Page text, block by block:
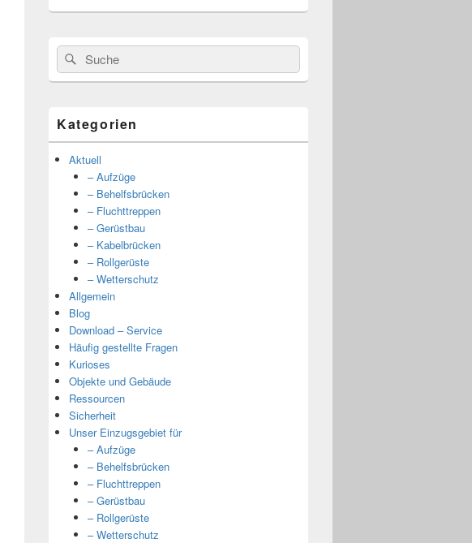
Suche
nach:
Kategorien
Aktuell
– Aufzüge
– Behelfsbrücken
– Fluchttreppen
– Gerüstbau
– Kabelbrücken
– Rollgerüste
– Wetterschutz
Allgemein
Blog
Download – Service
Häufig gestellte Fragen
Kurioses
Objekte und Gebäude
Ressourcen
Sicherheit
Unser Einzugsgebiet für
– Aufzüge
– Behelfsbrücken
– Fluchttreppen
– Gerüstbau
– Rollgerüste
– Wetterschutz